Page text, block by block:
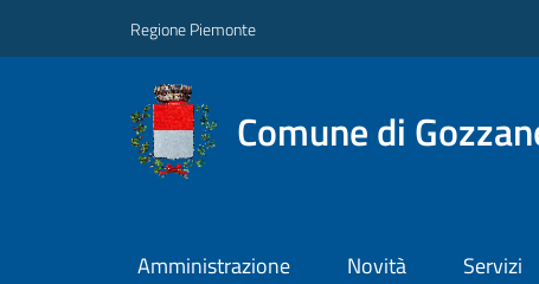
Regione Piemonte
Comune di
Amministrazione Novità Servizi